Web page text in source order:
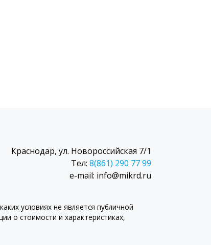
Краснодар, ул. Новороссийская 7/1
Тел: 8(861) 290 77 99
e-mail: info@mikrd.ru
условиях не является публичной
о стоимости и характеристиках,